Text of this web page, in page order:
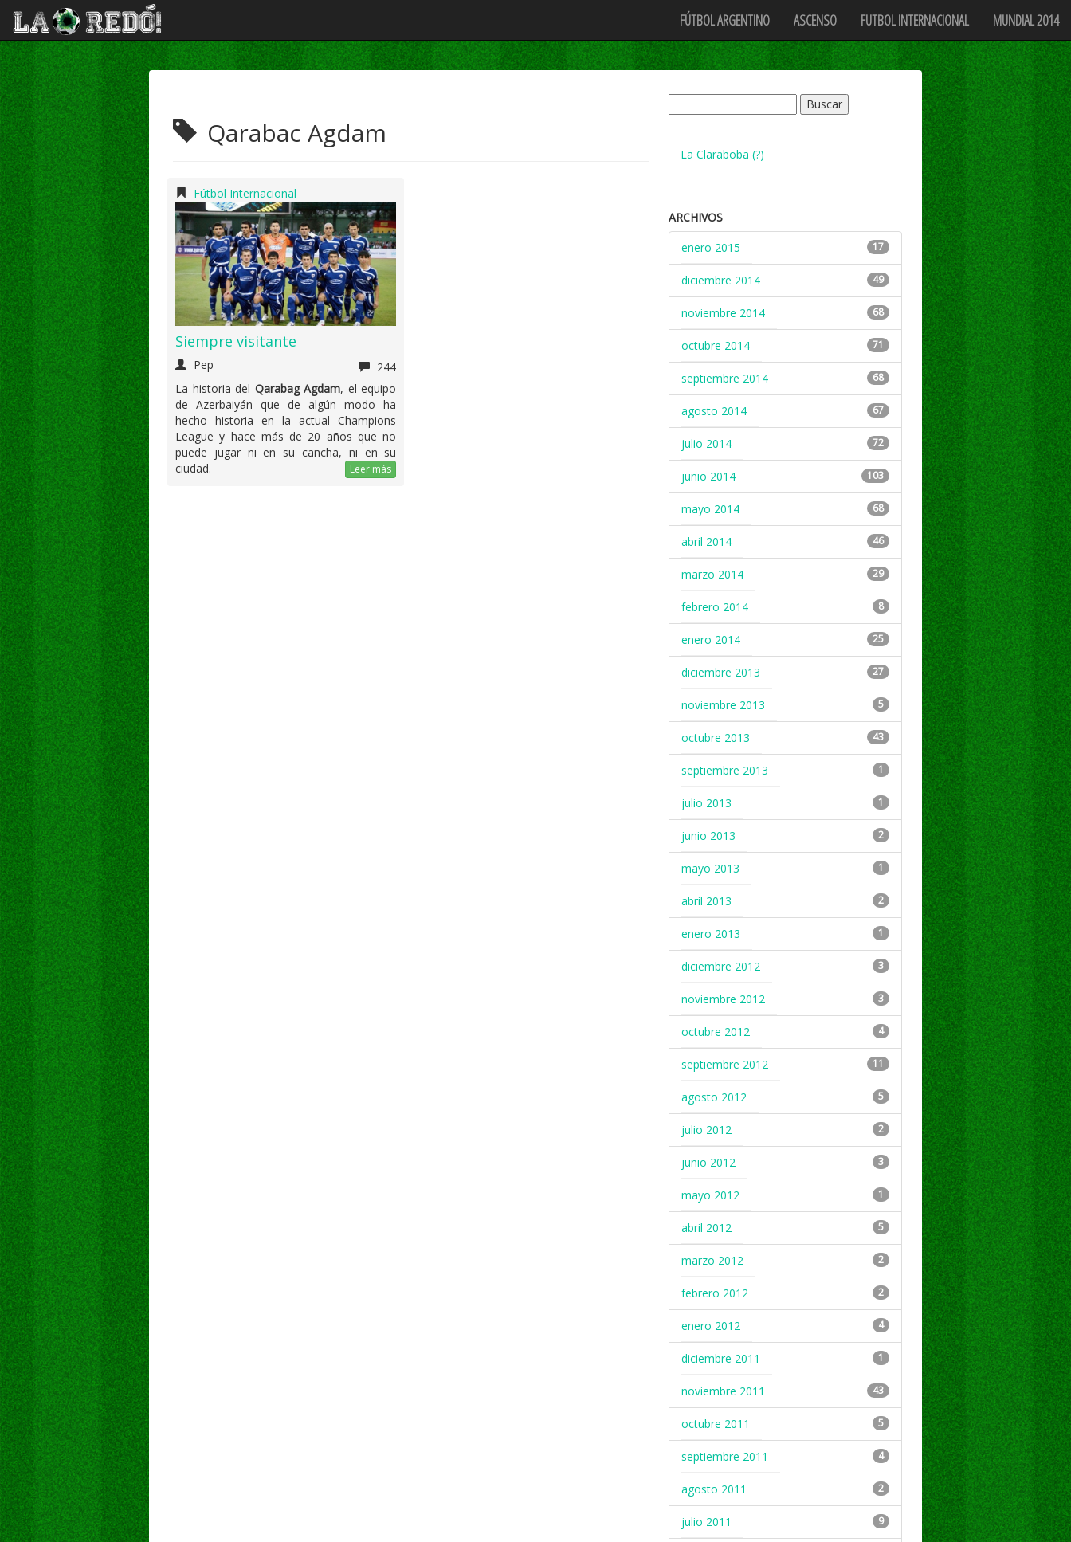
FÚTBOL ARGENTINO ASCENSO FUTBOL INTERNACIONAL MUNDIAL 2014
Qarabac Agdam
Fútbol Internacional
Siempre visitante
Pep
244
La historia del Qarabag Agdam, el equipo
de Azerbaiyán que de algún modo ha
hecho historia en la actual Champions
League y hace más de 20 años que no
puede jugar ni en su cancha, ni en su
ciudad.
Leer más
La Claraboba (?)
ARCHIVOS
enero 2015
17
diciembre 2014 49
noviembre 2014 68
octubre 2014 71
septiembre 2014 68
agosto 2014 67
julio 2014 72
junio 2014 103
mayo 2014 68
abril 2014 46
marzo 2014 29
febrero 2014 8
enero 2014 25
diciembre 2013 27
noviembre 2013 5
octubre 2013 43
septiembre 2013 1
julio 2013 1
junio 2013 2
mayo 2013 1
abril 2013 2
enero 2013 1
diciembre 2012 3
noviembre 2012 3
octubre 2012 4
septiembre 2012 11
agosto 2012 5
julio 2012 2
junio 2012 3
mayo 2012 1
abril 2012 5
marzo 2012 2
febrero 2012 2
enero 2012 4
diciembre 2011 1
noviembre 2011 43
octubre 2011 5
septiembre 2011 4
agosto 2011 2
julio 2011 9